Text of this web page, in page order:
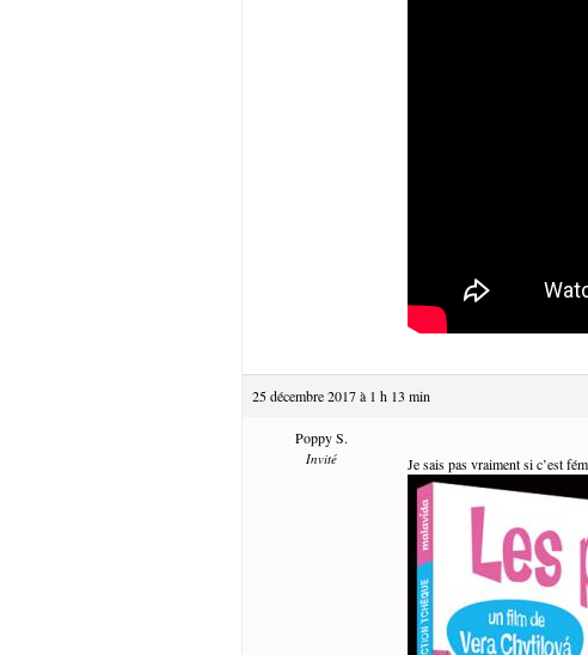
25 décembre 2017 à 1 h 13 min
Poppy S.
Invité Je sais pas vraiment si c’est